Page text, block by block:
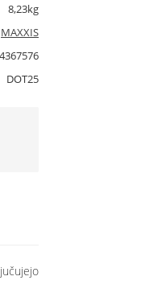
8,23kg
MAXXIS
DOT25